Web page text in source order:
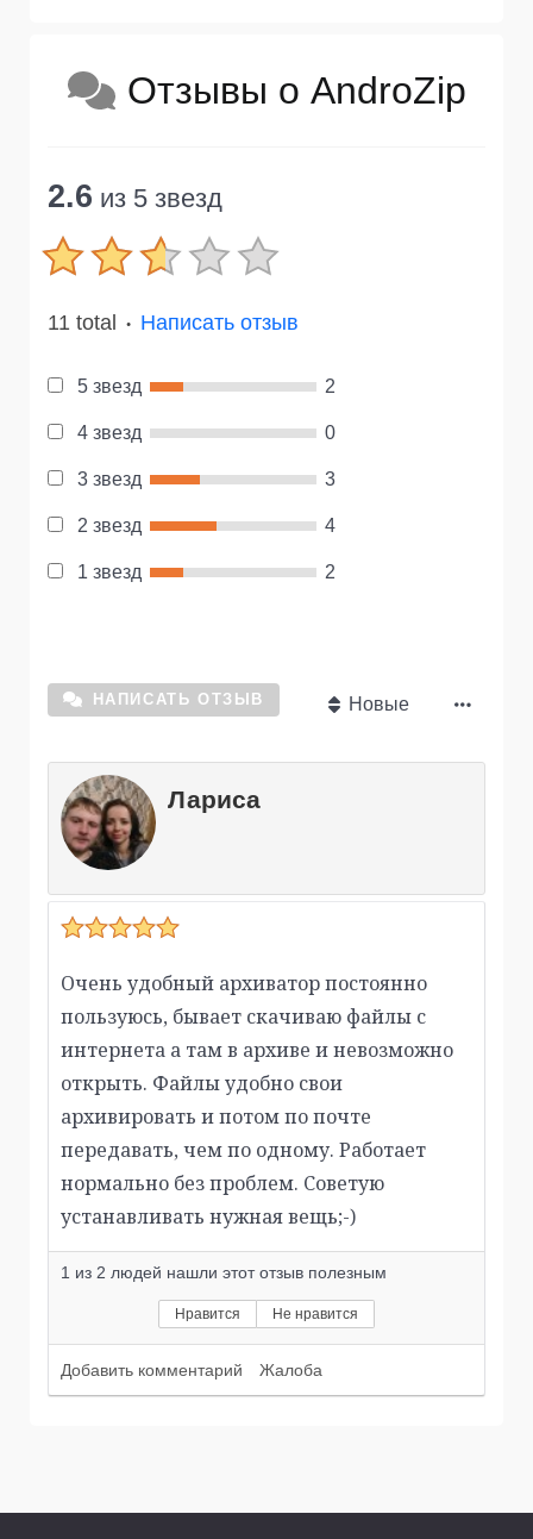
Отзывы о AndroZip
2.6 из 5 звезд
11 total ● Написать отзыв
5 звезд 2
4 звезд 0
3 звезд 3
2 звезд 4
1 звезд 2
НАПИСАТЬ ОТЗЫВ Новые
Лариса
Очень удобный архиватор постоянно
пользуюсь, бывает скачиваю файлы с
интернета а там в архиве и невозможно
открыть. Файлы удобно свои
архивировать и потом по почте
передавать, чем по одному. Работает
нормально без проблем. Советую
устанавливать нужная вещь;-)
1 из 2 людей нашли этот отзыв полезным
Нравится Не нравится
Добавить комментарий Жалоба